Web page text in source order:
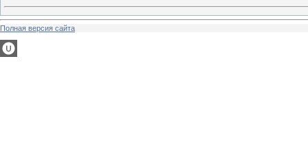
Полная версия сайта